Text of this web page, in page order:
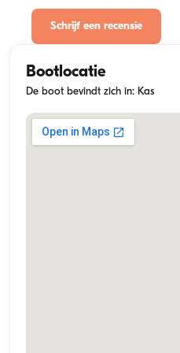
Schrijf een recensie
Bootlocatie
De boot bevindt zich in: Kas